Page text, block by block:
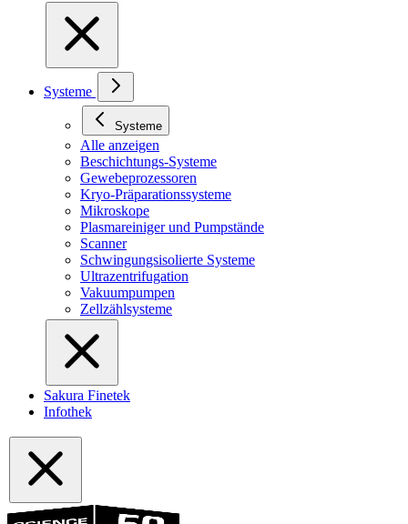
Systeme
Systeme
Alle anzeigen
Beschichtungs-Systeme
Gewebeprozessoren
Kryo-Präparationssysteme
Mikroskope
Plasmareiniger und Pumpstände
Scanner
Schwingungsisolierte Systeme
Ultrazentrifugation
Vakuumpumpen
Zellzählsysteme
Sakura Finetek
Infothek